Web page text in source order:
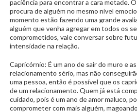
paciência para encontrar a cara metade.
procura de alguém no mesmo nível
momento estão fazendo uma grande
alguém que venha agregar em todos os
comprometidos, vale conversar sobre
intensidade na relação.
Capricórnio: É um ano de sair do muro e
relacionamento sério, mas não
uma pessoa, então é possível que os
de um relacionamento. Quem já está
cuidado, pois é um ano de amor maluco,
comprometer com mais alguém,